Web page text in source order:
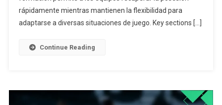
La
Presión,
rápidamente mientras mantienen la flexibilidad para
adaptarse a diversas situaciones de juego. Key sections […]
Continue Reading